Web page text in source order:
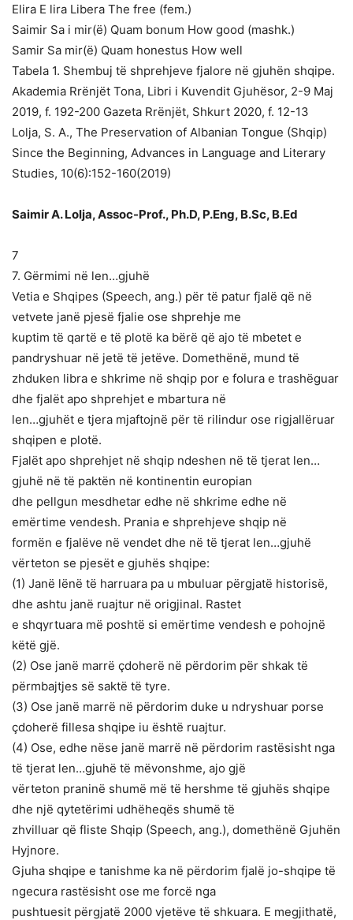
Elira E lira Libera The free (fem.)
Saimir Sa i mir(ë) Quam bonum How good (mashk.)
Samir Sa mir(ë) Quam honestus How well
Tabela 1. Shembuj të shprehjeve fjalore në gjuhën shqipe.
Akademia Rrënjët Tona, Libri i Kuvendit Gjuhësor, 2-9 Maj
2019, f. 192-200 Gazeta Rrënjët, Shkurt 2020, f. 12-13
Lolja, S. A., The Preservation of Albanian Tongue (Shqip)
Since the Beginning, Advances in Language and Literary
Studies, 10(6):152-160(2019)
Saimir A. Lolja, Assoc-Prof., Ph.D, P.Eng, B.Sc, B.Ed
7
7. Gërmimi në len…gjuhë
Vetia e Shqipes (Speech, ang.) për të patur fjalë që në
vetvete janë pjesë fjalie ose shprehje me
kuptim të qartë e të plotë ka bërë që ajo të mbetet e
pandryshuar në jetë të jetëve. Domethënë, mund të
zhduken libra e shkrime në shqip por e folura e trashëguar
dhe fjalët apo shprehjet e mbartura në
len…gjuhët e tjera mjaftojnë për të rilindur ose rigjallëruar
shqipen e plotë.
Fjalët apo shprehjet në shqip ndeshen në të tjerat len…
gjuhë në të paktën në kontinentin europian
dhe pellgun mesdhetar edhe në shkrime edhe në
emërtime vendesh. Prania e shprehjeve shqip në
formën e fjalëve në vendet dhe në të tjerat len…gjuhë
vërteton se pjesët e gjuhës shqipe:
(1) Janë lënë të harruara pa u mbuluar përgjatë historisë,
dhe ashtu janë ruajtur në origjinal. Rastet
e shqyrtuara më poshtë si emërtime vendesh e pohojnë
këtë gjë.
(2) Ose janë marrë çdoherë në përdorim për shkak të
përmbajtjes së saktë të tyre.
(3) Ose janë marrë në përdorim duke u ndryshuar porse
çdoherë fillesa shqipe iu është ruajtur.
(4) Ose, edhe nëse janë marrë në përdorim rastësisht nga
të tjerat len…gjuhë të mëvonshme, ajo gjë
vërteton praninë shumë më të hershme të gjuhës shqipe
dhe një qytetërimi udhëheqës shumë të
zhvilluar që fliste Shqip (Speech, ang.), domethënë Gjuhën
Hyjnore.
Gjuha shqipe e tanishme ka në përdorim fjalë jo-shqipe të
ngecura rastësisht ose me forcë nga
pushtuesit përgjatë 2000 vjetëve të shkuara. E megjithatë,